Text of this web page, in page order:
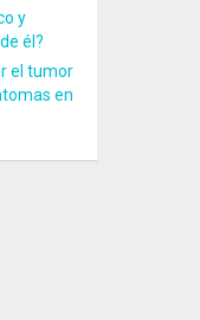
y
él?
el tumor
en